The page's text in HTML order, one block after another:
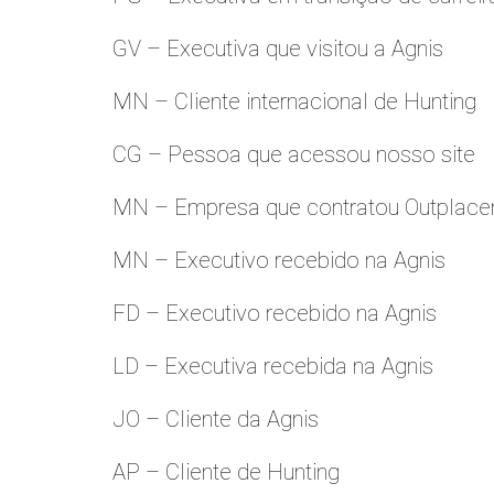
GV – Executiva que visitou a Agnis
MN – Cliente internacional de Hunting
CG – Pessoa que acessou nosso site
MN – Empresa que contratou
MN – Executivo recebido na Agnis
FD – Executivo recebido na Agnis
LD – Executiva recebida na Agnis
JO – Cliente da Agnis
AP – Cliente de Hunting